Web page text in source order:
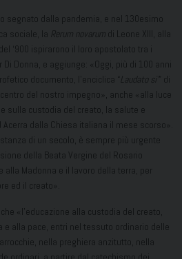
segnato dalla pandemia, e nel 130esimo
sociale, la Rerum novarum di Leone XIII, alla
‘900 ispirarono il loro apostolato tra i
Donna, e aggiunge: «Oggi, più di 100 anni
documento, l’enciclica “Laudato si’ ” di
del nostro impegno», anche «alla luce
sulla custodia del creato, la salute e
dalla Chiesa italiana il mese scorso».
di un secolo, è sempre più urgente
della Beata Vergine del Rosario
alla Madonna e il lavoro della terra, per
ed il creato».
«l’educazione alla custodia del creato,
alla pace, entri nel tessuto ordinario delle
nella preghiera anzitutto, nella